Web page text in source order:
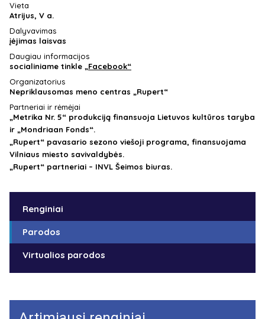
Vieta
Atrijus, V a.
Dalyvavimas
įėjimas laisvas
Daugiau informacijos
socialiniame tinkle „Facebook“
Organizatorius
Nepriklausomas meno centras „Rupert“
Partneriai ir rėmėjai
„Metrika Nr. 5“ produkciją finansuoja Lietuvos kultūros taryba
ir „Mondriaan Fonds“.
„Rupert“ pavasario sezono viešoji programa, finansuojama
Vilniaus miesto savivaldybės.
„Rupert“ partneriai – INVL Šeimos biuras.
Renginiai
Parodos
Virtualios parodos